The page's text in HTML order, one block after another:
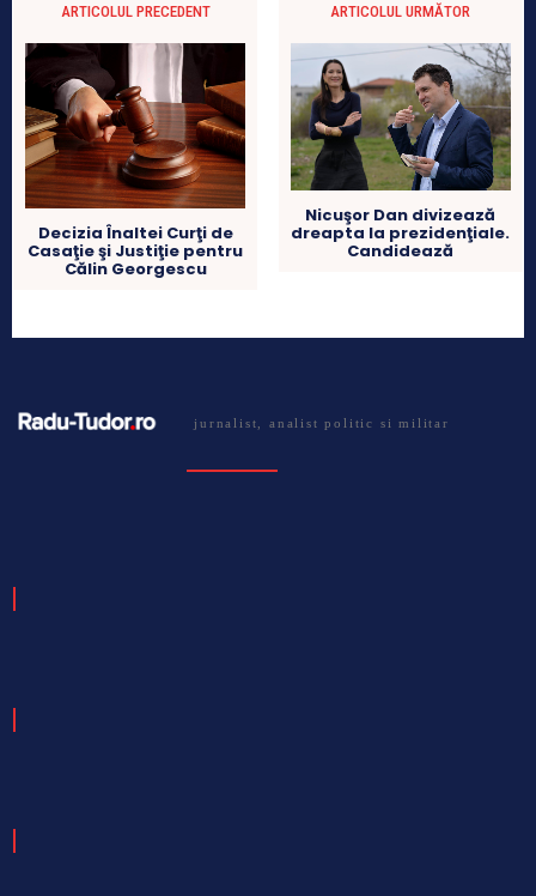
ARTICOLUL PRECEDENT
Decizia Înaltei Curţi de
Casaţie şi Justiţie pentru
Călin Georgescu
ARTICOLUL URMĂTOR
Nicuşor Dan divizează
dreapta la prezidenţiale.
Candidează
jurnalist, analist politic si militar